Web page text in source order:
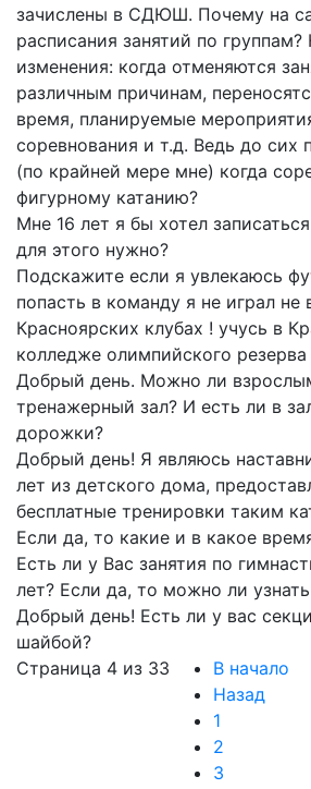
зачислены в СДЮШ. Почему на
расписания занятий по
изменения: когда отменяются
различным причинам,
время, планируемые
соревнования и т.д. Ведь до сих
(по крайней мере мне) когда
фигурному катанию?
Мне 16 лет я бы хотел
для этого нужно?
Подскажите если я увлекаюсь
попасть в команду я не играл не
Красноярских клубах ! учусь в
колледже олимпийского резерва
Добрый день. Можно ли
тренажерный зал? И есть ли в
дорожки?
Добрый день! Я являюсь
лет из детского дома,
бесплатные тренировки таким
Если да, то какие и в какое
Есть ли у Вас занятия по
лет? Если да, то можно ли
Добрый день! Есть ли у вас
шайбой?
Страница 4 из 33
В начало
Назад
1
2
3